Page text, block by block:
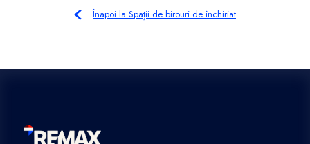
Înapoi la Spații de birouri de închiriat